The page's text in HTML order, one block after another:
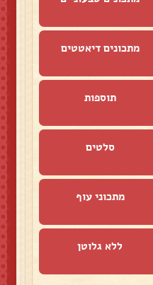
מתכונים דיאטטים
תוספות
סלטים
מתכוני עוף
ללא גלוטן